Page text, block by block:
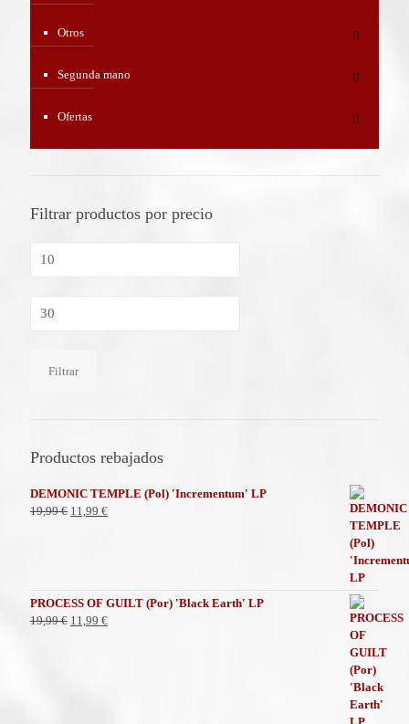
Otros
Segunda mano
Ofertas
Filtrar productos por precio
mínimo
máximo
Filtrar
Productos rebajados
DEMONIC TEMPLE (Pol) 'Incrementum' LP
19,99€ El
11,99 €El
PROCESS OF GUILT (Por) 'Black Earth' LP
19,99€ El
11,99 €El